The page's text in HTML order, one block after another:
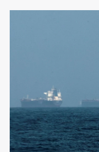
عسكري
في
طهران
وتقلبات
حادة